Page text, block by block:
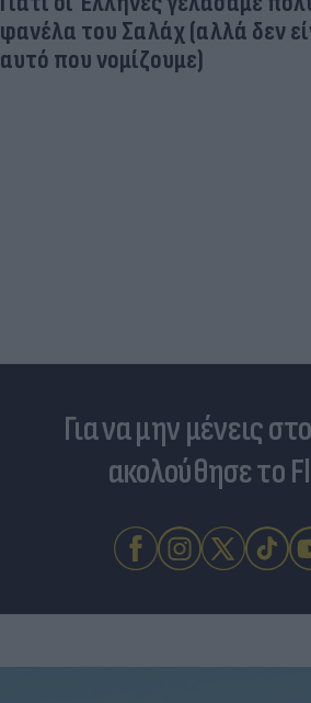
φανέλα του Σαλάχ (αλλά δεν
αυτό που νομίζουμε)
Για να μην μένεις
ακολούθησε το